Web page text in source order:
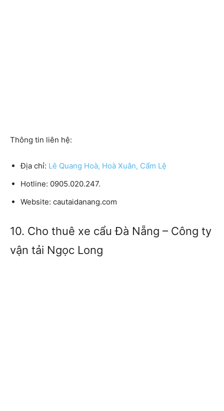
Thông tin liên hệ:
Địa chỉ: Lê Quang Hoà, Hoà Xuân, Cẩm Lệ
Hotline: 0905.020.247.
Website: cautaidanang.com
10. Cho thuê xe cẩu Đà Nẵng – Công ty
vận tải Ngọc Long